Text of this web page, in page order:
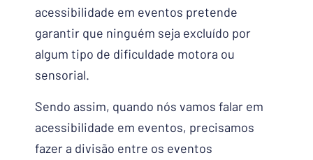
acessibilidade em eventos pretende
garantir que ninguém seja excluído por
algum tipo de dificuldade motora ou
sensorial.
Sendo assim, quando nós vamos falar em
acessibilidade em eventos, precisamos
fazer a divisão entre os eventos